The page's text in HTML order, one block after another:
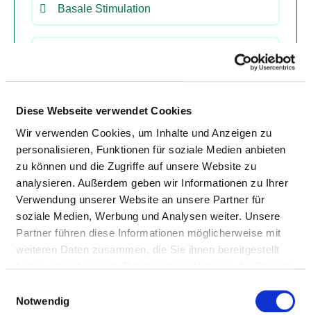
Diese Webseite verwendet Cookies
Wir verwenden Cookies, um Inhalte und Anzeigen zu
personalisieren, Funktionen für soziale Medien anbieten
zu können und die Zugriffe auf unsere Website zu
analysieren. Außerdem geben wir Informationen zu Ihrer
Verwendung unserer Website an unsere Partner für
soziale Medien, Werbung und Analysen weiter. Unsere
Partner führen diese Informationen möglicherweise mit
weiteren Daten zusammen, die Sie ihnen bereitgestellt
Notwendig
Basale Stimulation
Bobath-Therapie (für Erwachsene und/oder
Spezielles Leistungsangebot für Diabetiker
und Diabetikerinnen
Ergotherapie / Arbeitstherapie
Kinästhetik
Manuelle Lymphdrainage